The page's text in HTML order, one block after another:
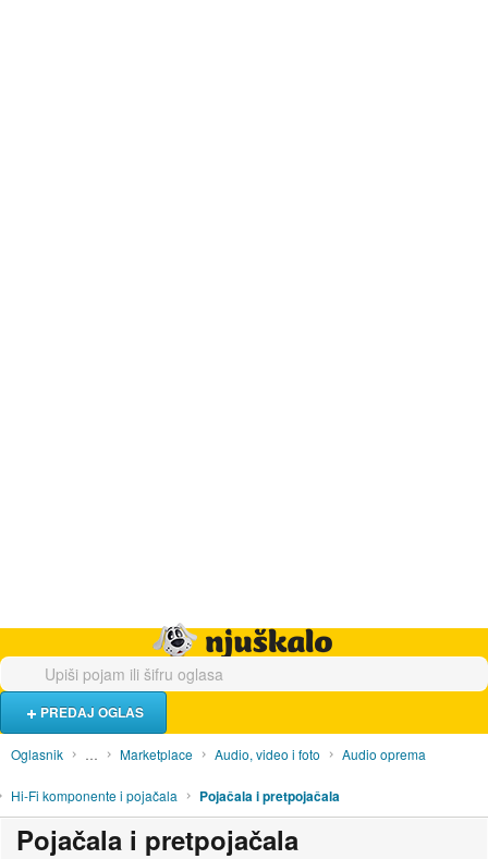
PREDAJ OGLAS
Oglasnik … Marketplace Audio, video i foto Audio oprema
Hi-Fi komponente i pojačala Pojačala i pretpojačala
Pojačala i pretpojačala